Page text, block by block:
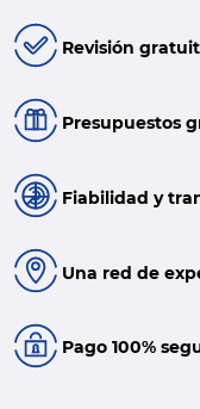
Revisión
Presupuestos
Fiabilidad y
Una red de
Pago 100%